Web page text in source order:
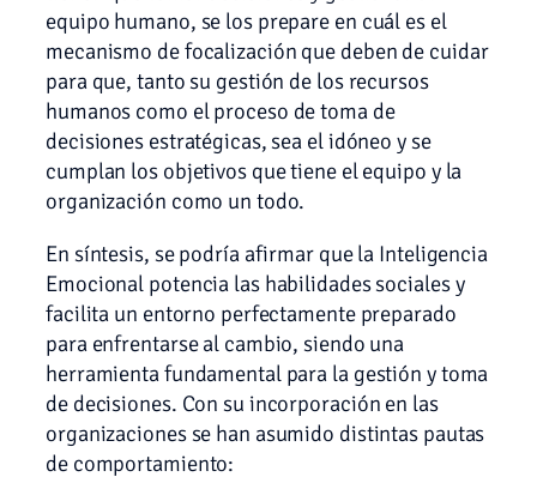
equipo humano, se los prepare en cuál es el
mecanismo de focalización que deben de cuidar
para que, tanto su gestión de los recursos
humanos como el proceso de toma de
decisiones estratégicas, sea el idóneo y se
cumplan los objetivos que tiene el equipo y la
organización como un todo.
En síntesis, se podría afirmar que la Inteligencia
Emocional potencia las habilidades sociales y
facilita un entorno perfectamente preparado
para enfrentarse al cambio, siendo una
herramienta fundamental para la gestión y toma
de decisiones. Con su incorporación en las
organizaciones se han asumido distintas pautas
de comportamiento: